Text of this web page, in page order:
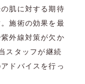
肌に対する期待
施術の効果を最
外線対策が欠か
スタッフが継続
ドバイスを行っ